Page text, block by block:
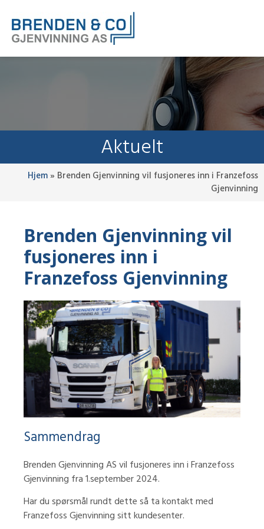
Aktuelt
Hjem» Brenden Gjenvinning vil fusjoneres inn i Franzefoss
Gjenvinning
Brenden Gjenvinning vil
fusjoneres inn i
Franzefoss Gjenvinning
Sammendrag
Brenden Gjenvinning AS vil fusjoneres inn i Franzefoss
Gjenvinning fra 1.september 2024.
Har du spørsmål rundt dette så ta kontakt med
Franzefoss Gjenvinning sitt kundesenter.